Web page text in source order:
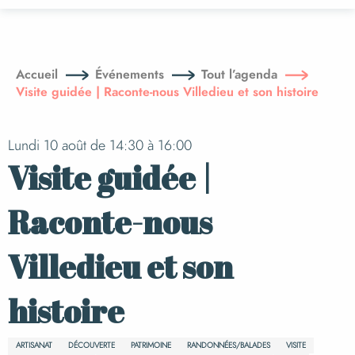
principal
Accueil Événements
Tout l’agenda
Visite guidée | Raconte-nous Villedieu et son histoire
Lundi 10 août de 14:30 à 16:00
Visite guidée |
Raconte-nous
Villedieu et son
histoire
ARTISANAT DÉCOUVERTE PATRIMOINE RANDONNÉES/BALADES
VISITE